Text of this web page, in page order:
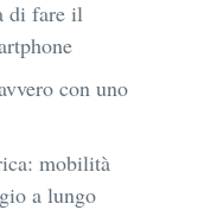
di fare il
con uno
mobilità
a lungo